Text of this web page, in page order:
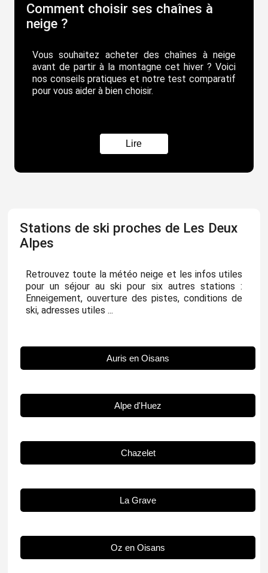
Comment choisir ses chaînes à
neige ?
Vous souhaitez acheter des chaînes à neige
avant de partir à la montagne cet hiver ? Voici
nos conseils pratiques et notre test comparatif
pour vous aider à bien choisir.
Lire
Stations de ski proches de Les Deux
Alpes
Retrouvez toute la météo neige et les infos utiles
pour un séjour au ski pour six autres stations :
Enneigement, ouverture des pistes, conditions de
ski, adresses utiles ...
Auris en Oisans
Alpe d'Huez
Chazelet
La Grave
Oz en Oisans